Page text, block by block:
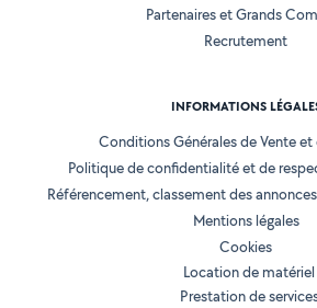
Partenaires et Grands
Recrutement
INFORMATIONS
Conditions Générales de Vente
Politique de confidentialité et de
Référencement, classement des
Mentions légales
Cookies
Location de matériel
Prestation de